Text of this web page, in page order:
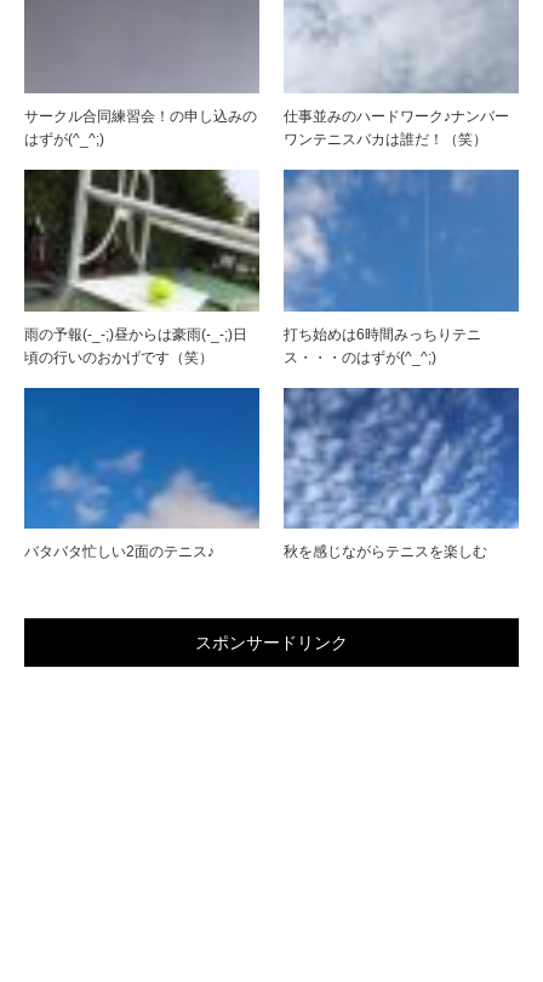
サークル合同練習会！の申し込みの
はずが(^_^;)
仕事並みのハードワーク♪ナンバー
ワンテニスバカは誰だ！（笑）
雨の予報(-_-;)昼からは豪雨(-_-;)日
頃の行いのおかげです（笑）
打ち始めは6時間みっちりテニ
ス・・・のはずが(^_^;)
バタバタ忙しい2面のテニス♪ 秋を感じながらテニスを楽しむ
スポンサードリンク